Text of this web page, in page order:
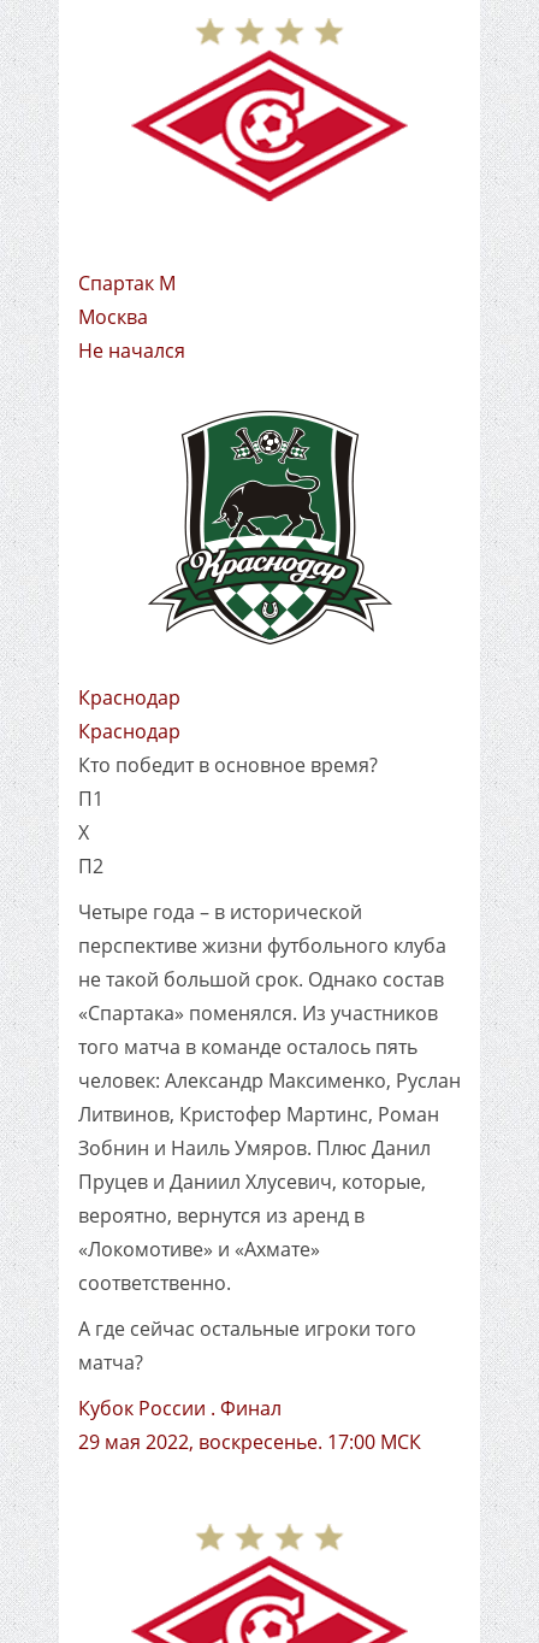
Спартак М
Москва
Не начался
Краснодар
Краснодар
Кто победит в основное время?
П1
X
П2
Четыре года – в исторической
перспективе жизни футбольного клуба
не такой большой срок. Однако состав
«Спартака» поменялся. Из участников
того матча в команде осталось пять
человек: Александр Максименко, Руслан
Литвинов, Кристофер Мартинс, Роман
Зобнин и Наиль Умяров. Плюс Данил
Пруцев и Даниил Хлусевич, которые,
вероятно, вернутся из аренд в
«Локомотиве» и «Ахмате»
соответственно.
А где сейчас остальные игроки того
матча?
Кубок России . Финал
29 мая 2022, воскресенье. 17:00 МСК